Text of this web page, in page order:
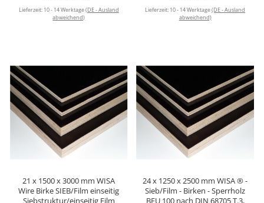
Lieferzeit: 10 - 14 Werktage(DE - Ausland
abweichend)
Lieferzeit: 10 - 14 Werktage(DE - Ausland
abweichend)
21 x 1500 x 3000 mm WISA
Wire Birke SIEB/Film einseitig
Siebstruktur/einseitig Film
24 x 1250 x 2500 mm WISA ® -
Sieb/Film - Birken - Sperrholz
BFU 100 nach DIN 68705 T.3,